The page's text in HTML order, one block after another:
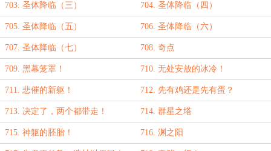
703. 圣体降临（三） 704. 圣体降临（四）
705. 圣体降临（五） 706. 圣体降临（六）
707. 圣体降临（七） 708. 奇点
709. 黑幕笼罩！ 710. 无处安放的冰冷！
711. 悲催的新躯！ 712. 先有鸡还是先有蛋？
713. 决定了，两个都带走！ 714. 群星之塔
715. 神躯的胚胎！ 716. 渊之阳